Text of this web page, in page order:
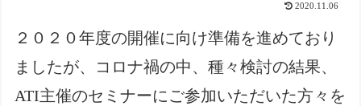
2020.11.06
２０２０年度の開催に向け準備を進めており
ましたが、コロナ禍の中、種々検討の結果、
ATI主催のセミナーにご参加いただいた方々を